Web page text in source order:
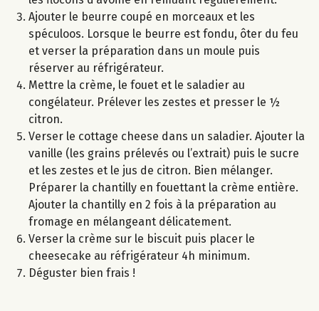
Ajouter le beurre coupé en morceaux et les
spéculoos. Lorsque le beurre est fondu, ôter du feu
et verser la préparation dans un moule puis
réserver au réfrigérateur.
Mettre la crème, le fouet et le saladier au
congélateur. Prélever les zestes et presser le ½
citron.
Verser le cottage cheese dans un saladier. Ajouter la
vanille (les grains prélevés ou l’extrait) puis le sucre
et les zestes et le jus de citron. Bien mélanger.
Préparer la chantilly en fouettant la crème entière.
Ajouter la chantilly en 2 fois à la préparation au
fromage en mélangeant délicatement.
Verser la crème sur le biscuit puis placer le
cheesecake au réfrigérateur 4h minimum.
Déguster bien frais !